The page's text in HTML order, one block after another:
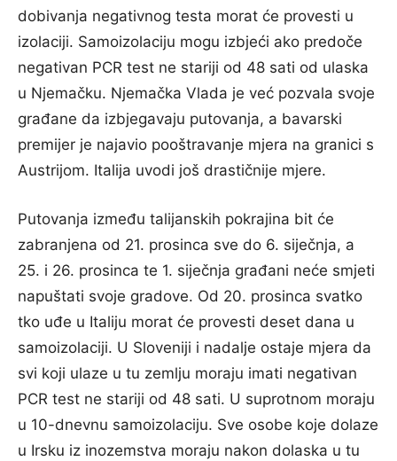
dobivanja negativnog testa morat će provesti u
izolaciji. Samoizolaciju mogu izbjeći ako predoče
negativan PCR test ne stariji od 48 sati od ulaska
u Njemačku. Njemačka Vlada je već pozvala svoje
građane da izbjegavaju putovanja, a bavarski
premijer je najavio pooštravanje mjera na granici s
Austrijom. Italija uvodi još drastičnije mjere.
Putovanja između talijanskih pokrajina bit će
zabranjena od 21. prosinca sve do 6. siječnja, a
25. i 26. prosinca te 1. siječnja građani neće smjeti
napuštati svoje gradove. Od 20. prosinca svatko
tko uđe u Italiju morat će provesti deset dana u
samoizolaciji. U Sloveniji i nadalje ostaje mjera da
svi koji ulaze u tu zemlju moraju imati negativan
PCR test ne stariji od 48 sati. U suprotnom moraju
u 10-dnevnu samoizolaciju. Sve osobe koje dolaze
u Irsku iz inozemstva moraju nakon dolaska u tu